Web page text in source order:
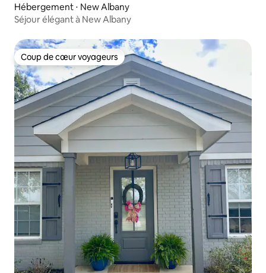
Hébergement ⋅ New Albany
Séjour élégant à New Albany
Coup de cœur voyageurs
Coup de cœur voyageurs